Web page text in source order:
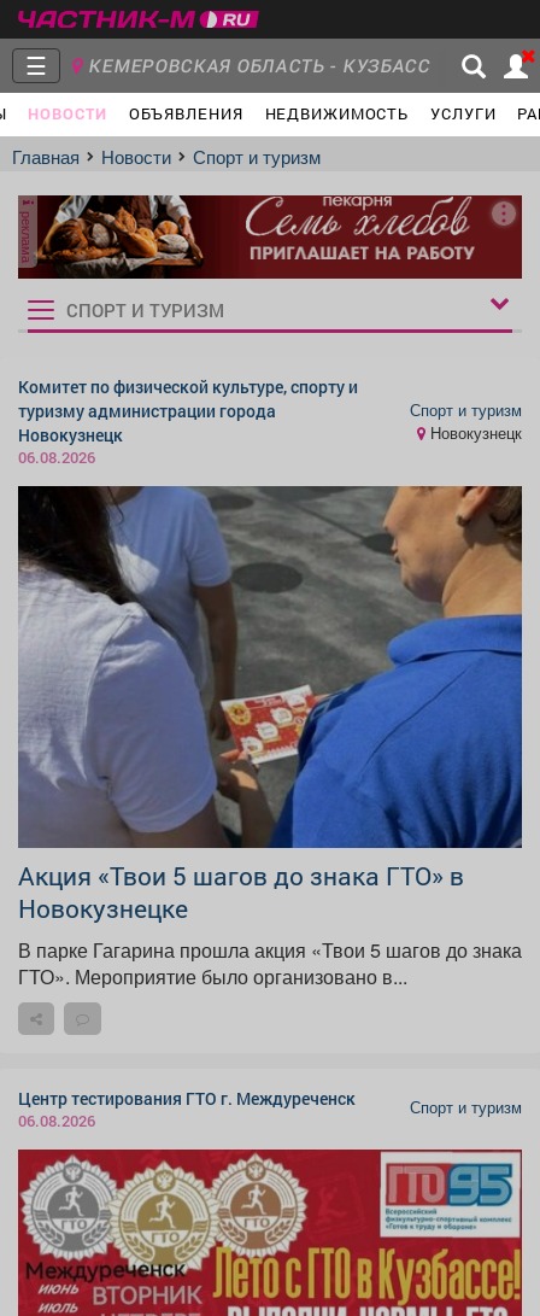
☰ КЕМЕРОВСКАЯ ОБЛАСТЬ - КУЗБАСС
НОВОСТИ ОБЪЯВЛЕНИЯ НЕДВИЖИМОСТЬ УСЛУГИ
Главная
Группы
Объявления Недвижимость Услуги
Работа Транспорт Компании
Афиша Обучение Проекты
Поздравления
Я - пенсионер
Главная Новости Спорт и туризм
реклама
Рукбрики
новостей
СПОРТ И ТУРИЗМ
Комитет по физической культуре, спорту и
туризму администрации города
Новокузнецк
06.08.2026
Спорт и туризм
Новокузнецк
Акция «Твои 5 шагов до знака ГТО» в
Новокузнецке
В парке Гагарина прошла акция «Твои 5 шагов до знака
ГТО». Мероприятие было организовано в...
Центр тестирования ГТО г. Междуреченск
06.08.2026
Спорт и туризм